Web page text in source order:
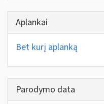
Aplankai
Bet kurį aplanką
Parodymo data